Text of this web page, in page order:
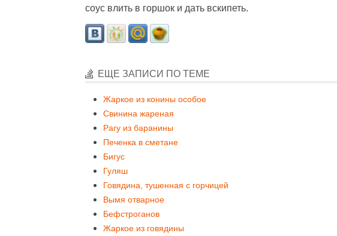
соус влить в горшок и дать вскипеть.
ЕЩЕ ЗАПИСИ ПО ТЕМЕ
Жаркое из конины особое
Свинина жареная
Рагу из баранины
Печенка в сметане
Бигус
Гуляш
Говядина, тушенная с горчицей
Вымя отварное
Бефстроганов
Жаркое из говядины